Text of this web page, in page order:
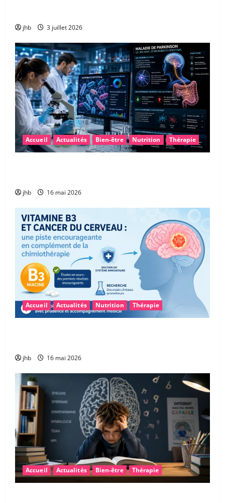
jhb 3 juillet 2026
Accueil Actualités Bien-être Nutrition Thérapie
jhb 16 mai 2026
Accueil Actualités Nutrition Thérapie
jhb 16 mai 2026
Accueil Actualités Bien-être Thérapie